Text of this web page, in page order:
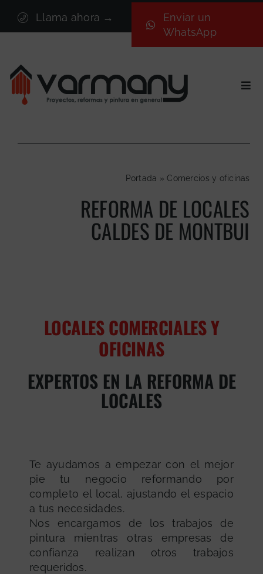
contenido
Llama ahora →
Enviar un
WhatsApp
Sectores
Portada »Comercios y oficinas
REFORMA DE LOCALES
CALDES DE MONTBUI
LOCALES COMERCIALES Y
OFICINAS
EXPERTOS EN LA REFORMA DE
LOCALES
Te ayudamos a empezar con el mejor
pie tu negocio reformando por
completo el local, ajustando el espacio
a tus necesidades.
Nos encargamos de los trabajos de
pintura mientras otras empresas de
confianza realizan otros trabajos
requeridos.